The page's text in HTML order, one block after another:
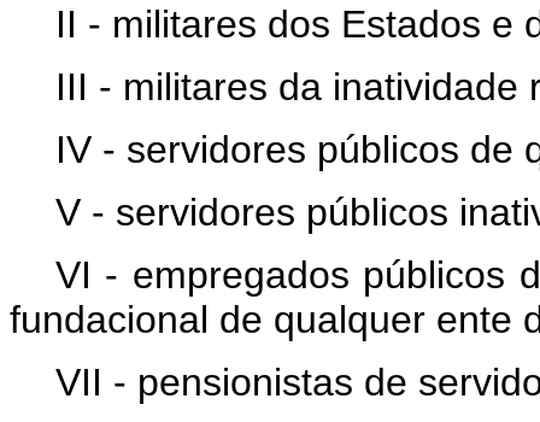
II - militares dos Estados e
III - militares da inatividade
IV - servidores públicos de
V - servidores públicos
VI - empregados públicos
fundacional de qualquer ente
VII - pensionistas de